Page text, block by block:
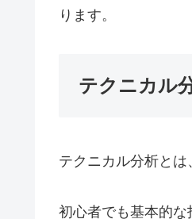
ります。
テクニカル
テクニカル分析とは
初心者でも基本的な